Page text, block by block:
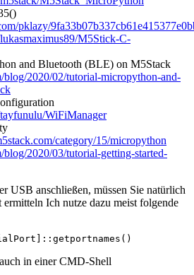
pklazy/
M5Stick-C-
and Bluetooth (BLE) on M5Stack
blog/2020/02/tutorial-micropython-and-
WiFiManager
category/15/micropython
blog/2020/03/tutorial-getting-started-
USB anschließen, müssen Sie natürlich
Ich nutze dazu meist folgende
in einer CMD-Shell